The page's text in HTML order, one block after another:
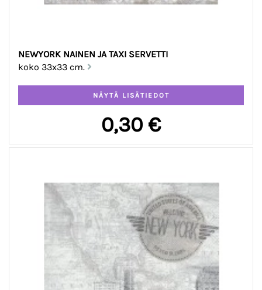
NEWYORK NAINEN JA TAXI SERVETTI
koko 33x33 cm.
0,30 €